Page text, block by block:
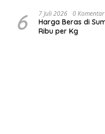
6 7 Juli 2026 0 Komentar
Harga Beras di
Ribu per Kg